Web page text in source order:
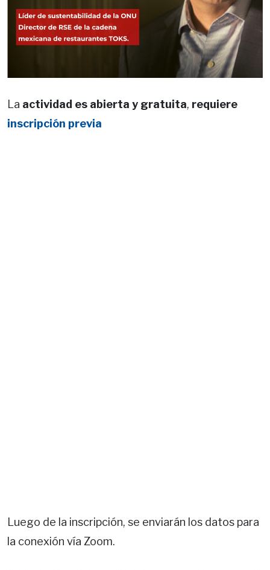
La actividad es abierta y gratuita, requiere
inscripción previa
Luego de la inscripción, se enviarán los datos para
la conexión vía Zoom.